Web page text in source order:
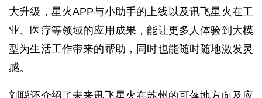
大升级，星火APP与小助手的上线以及讯飞星火在工
业、医疗等领域的应用成果，能让更多人体验到大模
型为生活工作带来的帮助，同时也能随时随地激发灵
感。